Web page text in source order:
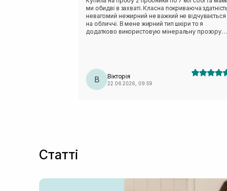
ми обидві в захваті. Класна покриваюча
невагомий нежирний не важкий не відчувається
на обличчі. В мене жирний тип шкіри то я
додатково використовую мінеральну прозору
В Вікторія
22.06.2026, 09:59
Статті